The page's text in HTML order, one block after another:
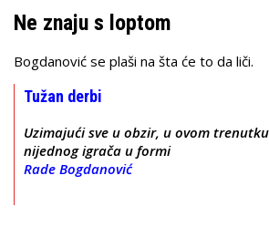
Ne znaju s loptom
Bogdanović se plaši na šta će to da liči.
Tužan derbi
Uzimajući sve u obzir, u ovom
nijednog igrača u formi
Rade Bogdanović